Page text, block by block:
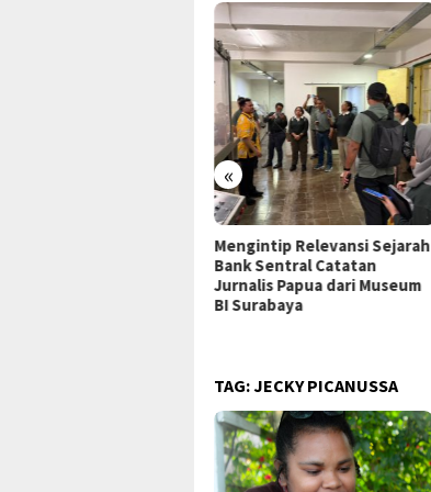
«
Mengintip Relevansi Sejarah
Bank Sentral Catatan
Jurnalis Papua dari Museum
BI Surabaya
TAG:JECKY PICANUSSA